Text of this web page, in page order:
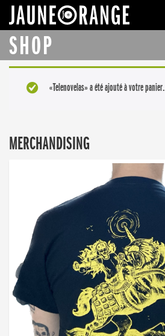
SHOP
«Telenovelas» a été ajouté à votre panier.
MERCHANDISING